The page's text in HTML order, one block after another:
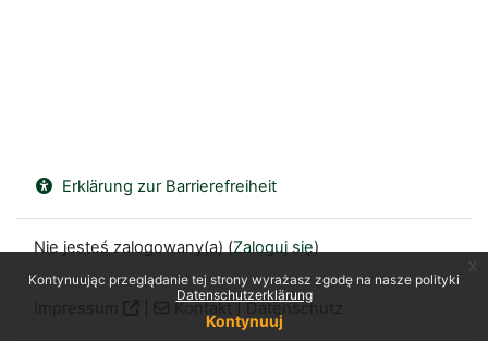
Kontynuując przeglądanie tej strony wyrażasz zgodę na nasze polityki
Datenschutzerklärung
Kontynuuj
Erklärung zur Barrierefreiheit
Nie jesteś zalogowany(a) (Zaloguj się)
Impressum Kontakt Datenschutz